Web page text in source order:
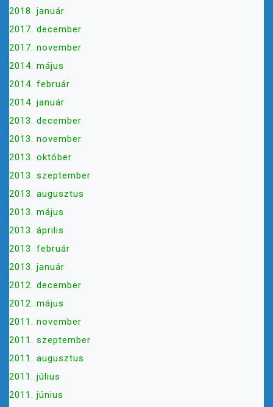
2018. január
2017. december
2017. november
2014. május
2014. február
2014. január
2013. december
2013. november
2013. október
2013. szeptember
2013. augusztus
2013. május
2013. április
2013. február
2013. január
2012. december
2012. május
2011. november
2011. szeptember
2011. augusztus
2011. július
2011. június